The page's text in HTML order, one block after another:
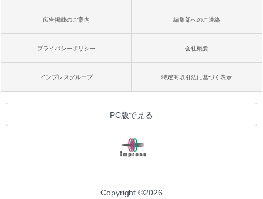
広告掲載のご案内 編集部へのご連絡
プライバシーポリシー 会社概要
インプレスグループ 特定商取引法に基づく表示
PC版で見る
Copyright ©2026